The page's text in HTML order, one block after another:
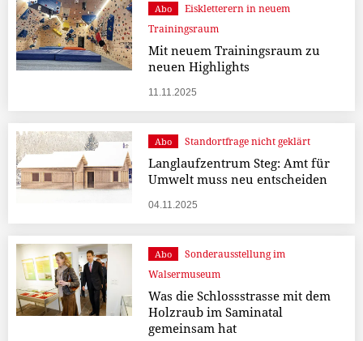
Abo
Eiskletterern in neuem
Trainingsraum
Mit neuem Trainingsraum zu
neuen Highlights
11.11.2025
Abo Standortfrage nicht geklärt
Langlaufzentrum Steg: Amt für
Umwelt muss neu entscheiden
04.11.2025
Abo
Sonderausstellung im
Walsermuseum
Was die Schlossstrasse mit dem
Holzraub im Saminatal
gemeinsam hat